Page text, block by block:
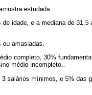
estudada.
idade, e a mediana de 31,5
ou amasiadas.
completo, 30%
médio incompleto..
salários mínimos, e 5% das